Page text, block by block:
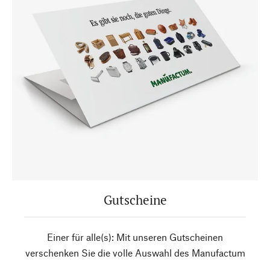
Gutscheine
Einer für alle(s): Mit unseren Gutscheinen
verschenken Sie die volle Auswahl des Manufactum